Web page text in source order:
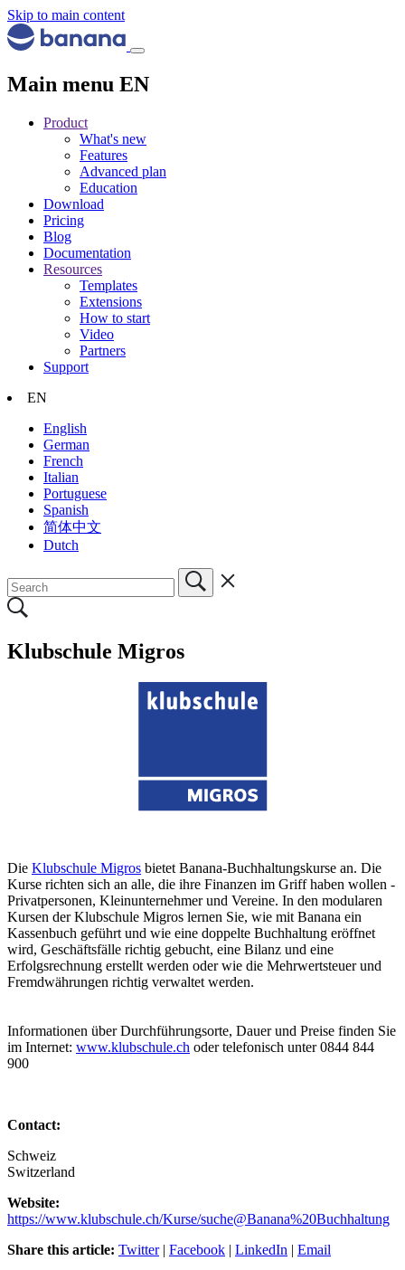
Skip to main content
Main menu EN
Product
What's new
Features
Advanced plan
Education
Download
Pricing
Blog
Documentation
Resources
Templates
Extensions
How to start
Video
Partners
Support
EN
English
German
French
Italian
Portuguese
Spanish
简体中文
Dutch
Klubschule Migros
Die Klubschule Migros bietet Banana-Buchhaltungskurse an. Die
Kurse richten sich an alle, die ihre Finanzen im Griff haben wollen -
Privatpersonen, Kleinunternehmer und Vereine. In den modularen
Kursen der Klubschule Migros lernen Sie, wie mit Banana ein
Kassenbuch geführt und wie eine doppelte Buchhaltung eröffnet
wird, Geschäftsfälle richtig gebucht, eine Bilanz und eine
Erfolgsrechnung erstellt werden oder wie die Mehrwertsteuer und
Fremdwährungen richtig verwaltet werden.
Informationen über Durchführungsorte, Dauer und Preise finden Sie
im Internet: www.klubschule.ch oder telefonisch unter 0844 844
900
Contact:
Schweiz
Switzerland
Website:
https://www.klubschule.ch/Kurse/suche@Banana%20Buchhaltung
Share this article: Twitter| Facebook | LinkedIn | Email